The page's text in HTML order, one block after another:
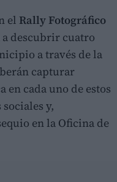
el Rally Fotográfico
descubrir cuatro
a través de la
capturar
en cada uno de estos
y,
en la Oficina de